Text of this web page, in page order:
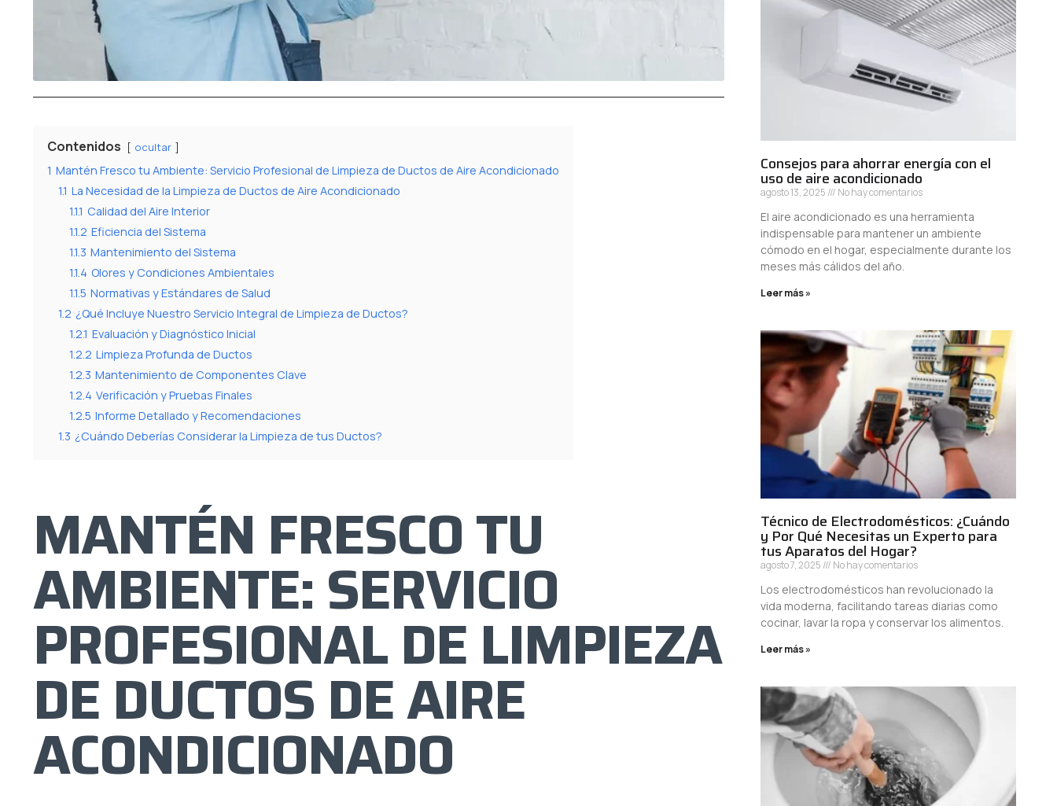
Contenidos ocultar
1 Mantén Fresco tu Ambiente: Servicio Profesional de Limpieza de Ductos de Aire Acondicionado
1.1 La Necesidad de la Limpieza de Ductos de Aire Acondicionado
1.1.1 Calidad del Aire Interior
1.1.2 Eficiencia del Sistema
1.1.3 Mantenimiento del Sistema
1.1.4 Olores y Condiciones Ambientales
1.1.5 Normativas y Estándares de Salud
1.2 ¿Qué Incluye Nuestro Servicio Integral de Limpieza de Ductos?
1.2.1 Evaluación y Diagnóstico Inicial
1.2.2 Limpieza Profunda de Ductos
1.2.3 Mantenimiento de Componentes Clave
1.2.4 Verificación y Pruebas Finales
1.2.5 Informe Detallado y Recomendaciones
1.3 ¿Cuándo Deberías Considerar la Limpieza de tus Ductos?
MANTÉN FRESCO TU
AMBIENTE: SERVICIO
PROFESIONAL DE LIMPIEZA
DE DUCTOS DE AIRE
ACONDICIONADO
Consejos para ahorrar energía con el
uso de aire acondicionado
agosto 13, 2025 No hay comentarios
El aire acondicionado es una herramienta
indispensable para mantener un ambiente
cómodo en el hogar, especialmente durante los
meses más cálidos del año.
Leer más »
Técnico de Electrodomésticos: ¿Cuándo
y Por Qué Necesitas un Experto para
tus Aparatos del Hogar?
agosto 7, 2025 No hay comentarios
Los electrodomésticos han revolucionado la
vida moderna, facilitando tareas diarias como
cocinar, lavar la ropa y conservar los alimentos.
Leer más »